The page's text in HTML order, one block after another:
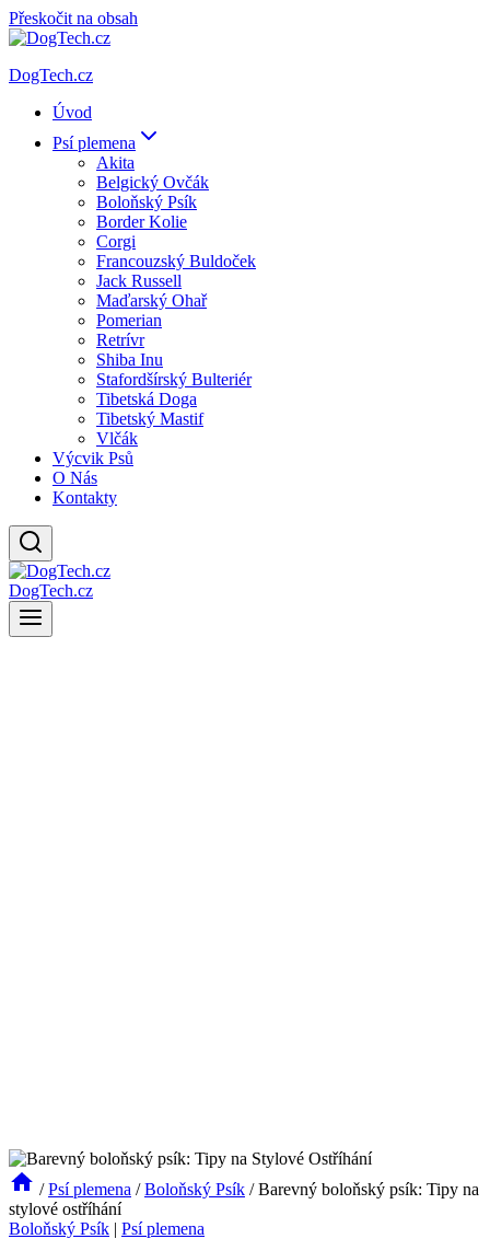
Přeskočit na obsah
DogTech.cz
Úvod
Psí plemena
Akita
Belgický Ovčák
Boloňský Psík
Border Kolie
Corgi
Francouzský Buldoček
Jack Russell
Maďarský Ohař
Pomerian
Retrívr
Shiba Inu
Stafordšírský Bulteriér
Tibetská Doga
Tibetský Mastif
Vlčák
Výcvik Psů
O Nás
Kontakty
DogTech.cz
/ Psí plemena / Boloňský Psík / Barevný boloňský psík: Tipy na
stylové ostříhání
Boloňský Psík | Psí plemena